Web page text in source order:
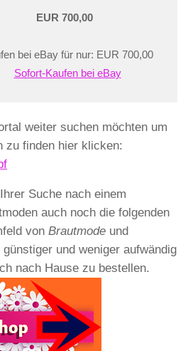
EUR 700,00
bei eBay für nur: EUR 700,00
Sofort-Kaufen bei eBay
weiter suchen möchten um
zu finden hier klicken:
Suche nach einem
auch noch die folgenden
von Brautmode und
und weniger aufwändig
nach Hause zu bestellen.